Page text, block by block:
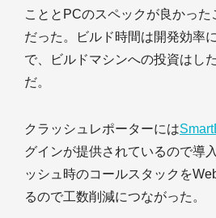
こととPCのスペックが良かった
だった。ビルド時間は開発効率
で、ビルドマシンへの投資はし
だ。
クラッシュレポーターには
グインが提供されているので導
ッシュ時のコールスタックを
るので工数削減につながった。